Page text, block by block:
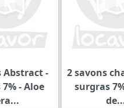
Abstract -
- Aloe
2 savons
surgras